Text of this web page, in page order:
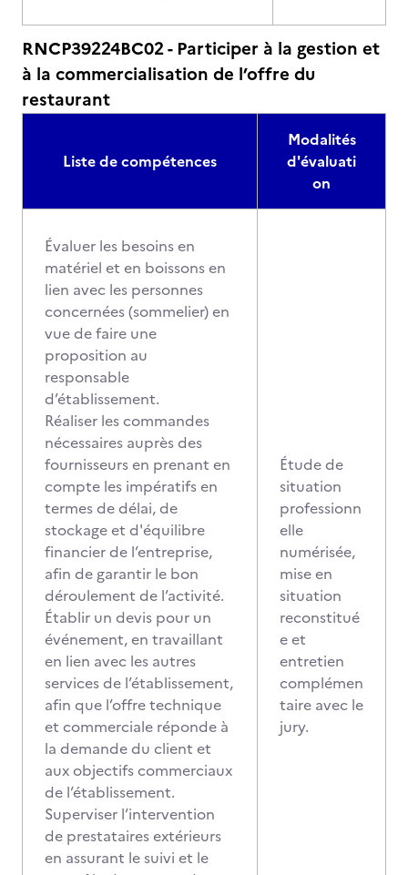
RNCP39224BC02 - Participer à la gestion et
à la commercialisation de l’offre du
restaurant
Liste de compétences
Modalités
d'évaluati
on
Évaluer les besoins en
matériel et en boissons en
lien avec les personnes
concernées (sommelier) en
vue de faire une
proposition au
responsable
d’établissement.
Réaliser les commandes
nécessaires auprès des
fournisseurs en prenant en
compte les impératifs en
termes de délai, de
stockage et d'équilibre
financier de l’entreprise,
afin de garantir le bon
déroulement de l’activité.
Établir un devis pour un
événement, en travaillant
en lien avec les autres
services de l’établissement,
afin que l’offre technique
et commerciale réponde à
la demande du client et
aux objectifs commerciaux
de l’établissement.
Superviser l’intervention
de prestataires extérieurs
en assurant le suivi et le
Étude de
situation
professionn
elle
numérisée,
mise en
situation
reconstitué
e et
entretien
complémen
taire avec le
jury.